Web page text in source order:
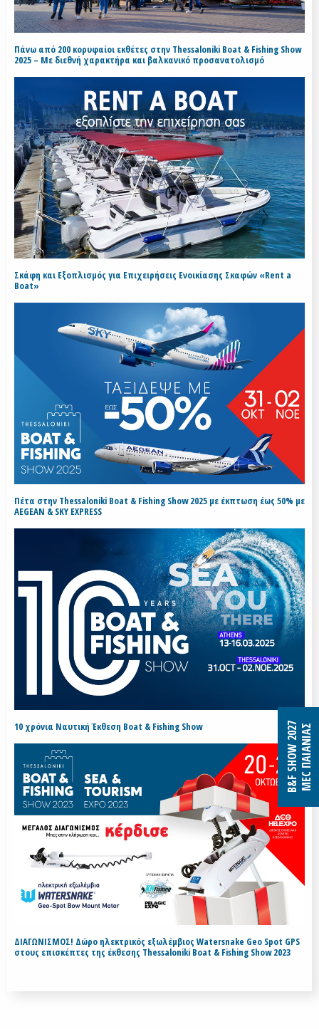
Πάνω από 200 κορυφαίοι εκθέτες στην Thessaloniki Boat & Fishing Show
2025 – Με διεθνή χαρακτήρα και βαλκανικό προσανατολισμό
Σκάφη και Εξοπλισμός για Επιχειρήσεις Ενοικίασης Σκαφών «Rent a
Boat»
Πέτα στην Thessaloniki Boat & Fishing Show 2025 με έκπτωση έως 50% με
AEGEAN & SKY EXPRESS
10 χρόνια Ναυτική Έκθεση Boat & Fishing Show
ΔΙΑΓΩΝΙΣΜΟΣ! Δώρο ηλεκτρικός εξωλέμβιος Watersnake Geo Spot GPS
στους επισκέπτες της έκθεσης Thessaloniki Boat & Fishing Show 2023
B&F SHOW 2027MEC ΠΑΙΑΝΙΑΣ